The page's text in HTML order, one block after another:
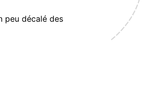
peu décalé des